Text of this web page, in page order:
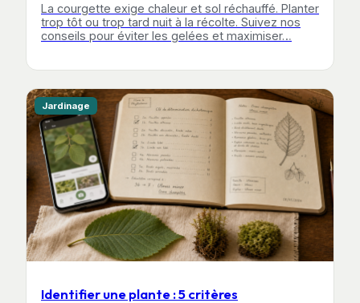
La courgette exige chaleur et sol réchauffé. Planter
trop tôt ou trop tard nuit à la récolte. Suivez nos
conseils pour éviter les gelées et maximiser…
Jardinage
Identifier une plante : 5 critères